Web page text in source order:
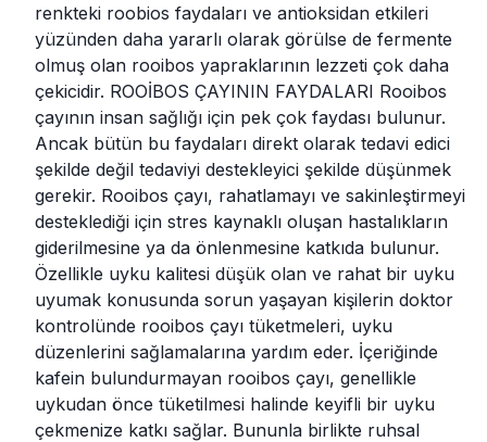
renkteki roobios faydaları ve antioksidan etkileri
yüzünden daha yararlı olarak görülse de fermente
olmuş olan rooibos yapraklarının lezzeti çok daha
çekicidir. ROOİBOS ÇAYININ FAYDALARI Rooibos
çayının insan sağlığı için pek çok faydası bulunur.
Ancak bütün bu faydaları direkt olarak tedavi edici
şekilde değil tedaviyi destekleyici şekilde düşünmek
gerekir. Rooibos çayı, rahatlamayı ve sakinleştirmeyi
desteklediği için stres kaynaklı oluşan hastalıkların
giderilmesine ya da önlenmesine katkıda bulunur.
Özellikle uyku kalitesi düşük olan ve rahat bir uyku
uyumak konusunda sorun yaşayan kişilerin doktor
kontrolünde rooibos çayı tüketmeleri, uyku
düzenlerini sağlamalarına yardım eder. İçeriğinde
kafein bulundurmayan rooibos çayı, genellikle
uykudan önce tüketilmesi halinde keyifli bir uyku
çekmenize katkı sağlar. Bununla birlikte ruhsal